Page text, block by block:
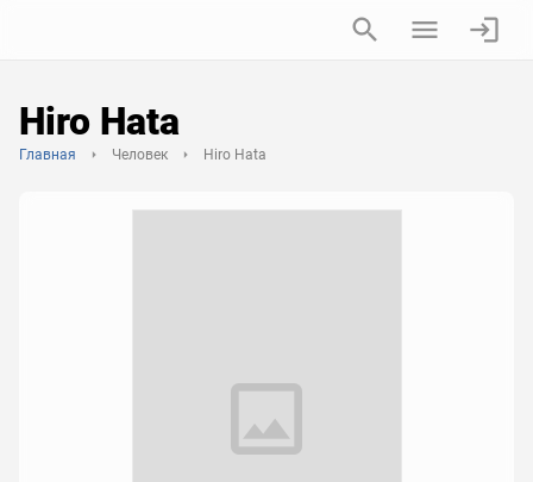
Hiro Hata
Главная Человек Hiro Hata